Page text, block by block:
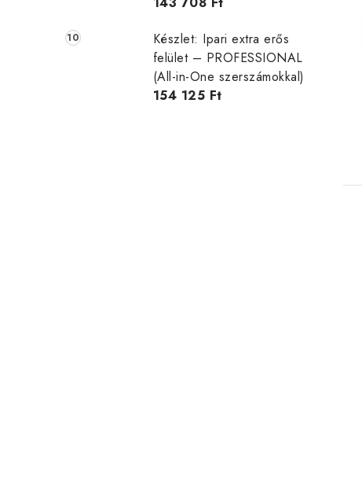
Készlet: Ipari extra erős
felület – PROFESSIONAL
(All-in-One szerszámokkal)
154 125 Ft